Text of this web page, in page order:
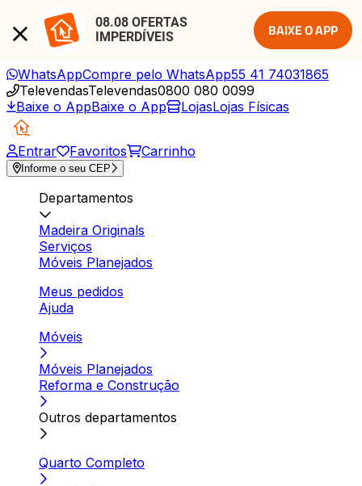
08.08 OFERTAS
IMPERDÍVEIS
BAIXE O APP
WhatsAppCompre pelo WhatsApp55 41 74031865
TelevendasTelevendas0800 080 0099
Baixe o AppBaixe o App LojasLojas Físicas
Entrar Favoritos Carrinho
Informe o seu CEP
Departamentos
Madeira Originals
Serviços
Móveis Planejados
Meus pedidos
Ajuda
Móveis
Móveis Planejados
Reforma e Construção
Outros departamentos
Quarto Completo